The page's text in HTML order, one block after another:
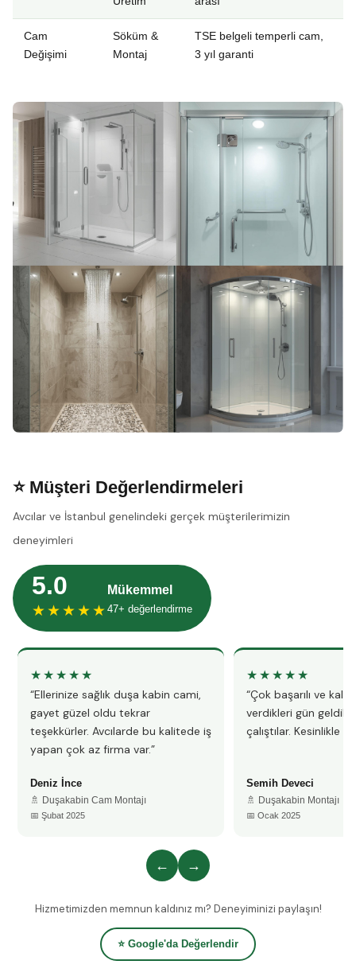
Cam
Değişimi
Söküm &
Montaj
TSE belgeli temperli cam,
3 yıl garanti
⭐ Müşteri Değerlendirmeleri
Avcılar ve İstanbul genelindeki gerçek müşterilerimizin
deneyimleri
5.0
★★★★★
Mükemmel
47+ değerlendirme
★★★★★
“Ellerinize sağlık duşa kabin cami,
gayet güzel oldu tekrar
teşekkürler. Avcılarde bu kalitede iş
yapan çok az firma var.”
Deniz İnce
🚿 Duşakabin Cam Montajı
📅 Şubat 2025
★★★★★
“Çok başarılı ve
verdikleri gün
çalıştılar. Kesinlikle
Semih Deveci
🚿 Duşakabin Montajı
📅 Ocak 2025
← →
Hizmetimizden memnun kaldınız mı? Deneyiminizi paylaşın!
⭐ Google'da Değerlendir